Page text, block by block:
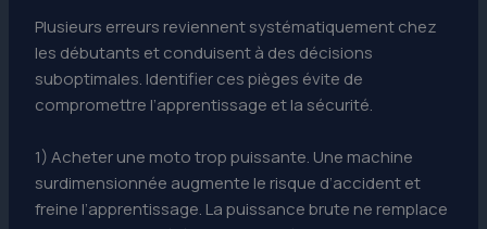
Plusieurs erreurs reviennent systématiquement chez
les débutants et conduisent à des décisions
suboptimales. Identifier ces pièges évite de
compromettre l’apprentissage et la sécurité.
1) Acheter une moto trop puissante. Une machine
surdimensionnée augmente le risque d’accident et
freine l’apprentissage. La puissance brute ne remplace